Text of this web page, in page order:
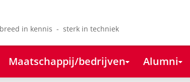
breed in kennis - sterk in techniek
Maatschappij/bedrijven Alumni